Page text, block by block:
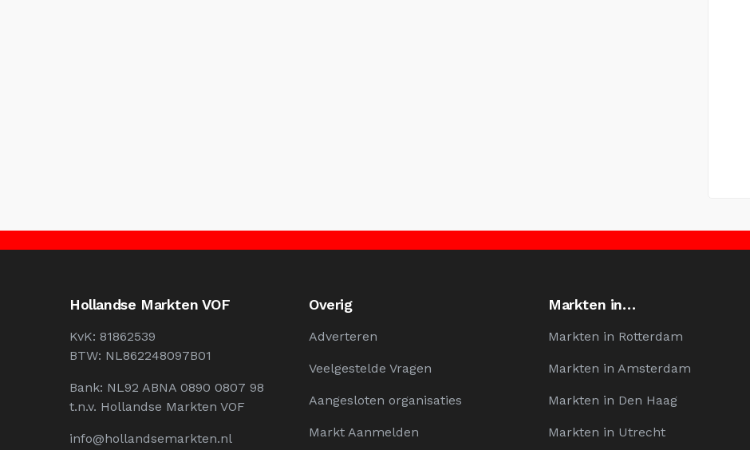
Hollandse Markten VOF
KvK: 81862539
BTW: NL862248097B01
Bank: NL92 ABNA 0890 0807 98
t.n.v. Hollandse Markten VOF
info@hollandsemarkten.nl
Overig
Adverteren
Veelgestelde Vragen
Aangesloten organisaties
Markt Aanmelden
Markten in…
Markten in Rotterdam
Markten in Amsterdam
Markten in Den Haag
Markten in Utrecht